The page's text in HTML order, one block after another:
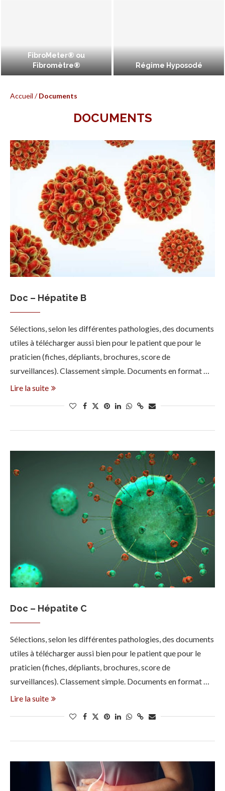
FibroMeter® ou
Fibromètre®
Régime Hyposodé
Accueil /Documents
DOCUMENTS
Doc – Hépatite B
Sélections, selon les différentes pathologies, des documents
utiles à télécharger aussi bien pour le patient que pour le
praticien (fiches, dépliants, brochures, score de
surveillances). Classement simple. Documents en format …
Lire la suite
Doc – Hépatite C
Sélections, selon les différentes pathologies, des documents
utiles à télécharger aussi bien pour le patient que pour le
praticien (fiches, dépliants, brochures, score de
surveillances). Classement simple. Documents en format …
Lire la suite